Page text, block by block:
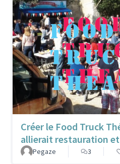
Créer le Food Truck
allierait restauration
Pegaze 3